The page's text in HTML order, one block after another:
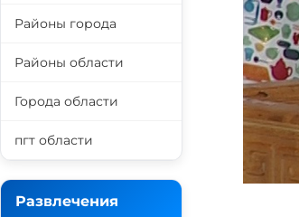
Районы города
Районы области
Города области
пгт области
Развлечения